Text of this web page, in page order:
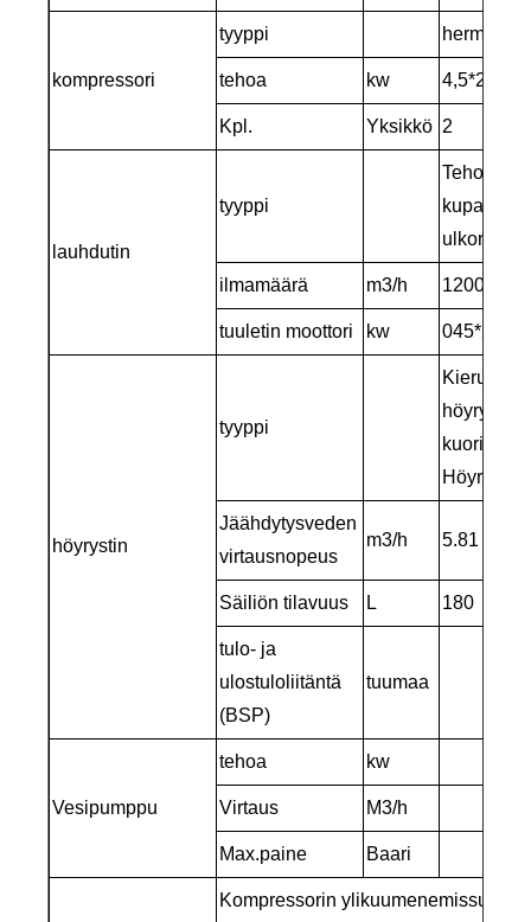
kompressori
tyyppi
tehoa kw 4,5*2
Kpl. Yksikkö 2
lauhdutin
tyyppi
Tehokas
ilmamäärä m3/h 12000
tuuletin moottori kw 045*2
höyrystin
tyyppi
Kierukka
kuori ja
Höyrystin
Jäähdytysveden
virtausnopeus
m3/h 5.81
Säiliön tilavuus L 180
tulo- ja
ulostuloliitäntä
(BSP)
tuumaa
Vesipumppu
tehoa kw
Virtaus M3/h
Max.paine Baari
Kompressorin ylikuumenemissuoja,